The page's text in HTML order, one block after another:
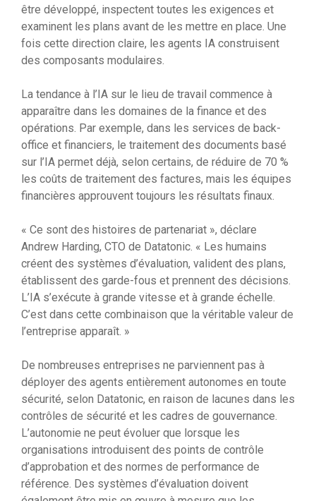
être développé, inspectent toutes les exigences et
examinent les plans avant de les mettre en place. Une
fois cette direction claire, les agents IA construisent
des composants modulaires.
La tendance à l’IA sur le lieu de travail commence à
apparaître dans les domaines de la finance et des
opérations. Par exemple, dans les services de back-
office et financiers, le traitement des documents basé
sur l’IA permet déjà, selon certains, de réduire de 70 %
les coûts de traitement des factures, mais les équipes
financières approuvent toujours les résultats finaux.
« Ce sont des histoires de partenariat », déclare
Andrew Harding, CTO de Datatonic. « Les humains
créent des systèmes d’évaluation, valident des plans,
établissent des garde-fous et prennent des décisions.
L’IA s’exécute à grande vitesse et à grande échelle.
C’est dans cette combinaison que la véritable valeur de
l’entreprise apparaît. »
De nombreuses entreprises ne parviennent pas à
déployer des agents entièrement autonomes en toute
sécurité, selon Datatonic, en raison de lacunes dans les
contrôles de sécurité et les cadres de gouvernance.
L’autonomie ne peut évoluer que lorsque les
organisations introduisent des points de contrôle
d’approbation et des normes de performance de
référence. Des systèmes d’évaluation doivent